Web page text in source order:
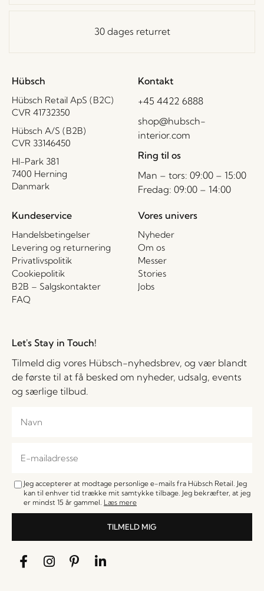
30 dages returret
Hübsch
Hübsch Retail ApS (B2C)
CVR 41732350
Hübsch A/S (B2B)
CVR 33146450
HI-Park 381
7400 Herning
Danmark
Kontakt
+45 4422 6888
shop@hubsch-
interior.com
Ring til os
Man – tors: 09:00 – 15:00
Fredag: 09:00 – 14:00
Kundeservice
Handelsbetingelser
Levering og returnering
Privatlivspolitik
Cookiepolitik
B2B – Salgskontakter
FAQ
Vores univers
Nyheder
Om os
Messer
Stories
Jobs
Let's Stay in Touch!
Tilmeld dig vores Hübsch-nyhedsbrev, og vær blandt
de første til at få besked om nyheder, udsalg, events
og særlige tilbud.
Jeg accepterer at modtage personlige e-mails fra Hübsch Retail. Jeg
kan til enhver tid trække mit samtykke tilbage. Jeg bekræfter, at jeg
er mindst 15 år gammel. Læs mere
TILMELD MIG